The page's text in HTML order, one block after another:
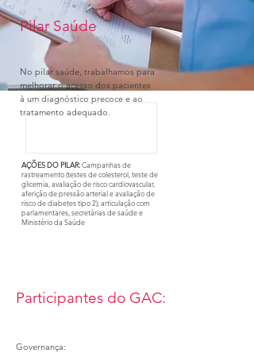
Pilar Saúde
No pilar saúde, trabalhamos para
melhorar o acesso dos pacientes
à um diagnóstico precoce e ao
tratamento adequado.
AÇÕES DO PILAR:Campanhas de
rastreamento (testes de colesterol, teste de
glicemia, avaliação de risco cardiovascular,
aferição de pressão arterial e avaliação de
risco de diabetes tipo 2); articulação com
parlamentares, secretárias de saúde e
Ministério da Saúde
Participantes do GAC:
Governança: